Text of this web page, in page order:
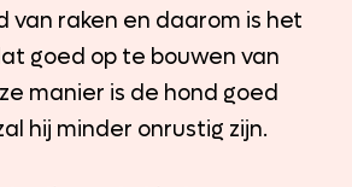
van raken en daarom is het
goed op te bouwen van
manier is de hond goed
hij minder onrustig zijn.